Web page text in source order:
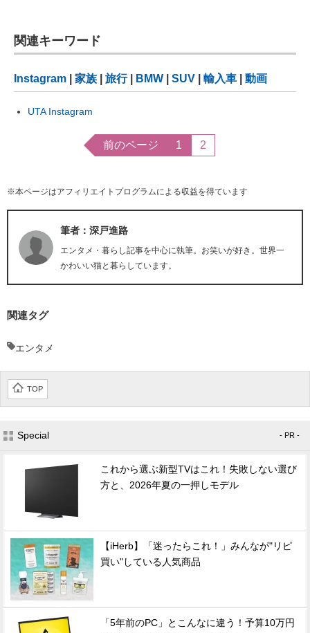
関連キーワード
Instagram 家族 旅行| BMW SUV 輸入車 動画
UTA Instagram
前のページ 1 2
※本ページはアフィリエイトプログラムによる収益を得ています
筆者：深戸進路
エンタメ・暮らし記事を中心に執筆。お笑いが好き。世界一
かわいい猫と暮らしています。
関連タグ
エンタメ
TOP
Special - PR -
これから選ぶ新型TVはこれ！失敗しない選び
方と、2026年夏の一押しモデル
【iHerb】「迷ったらこれ！」みんなが"リピ
買い"している人気商品
「5年前のPC」とこんなに違う！予算10万円